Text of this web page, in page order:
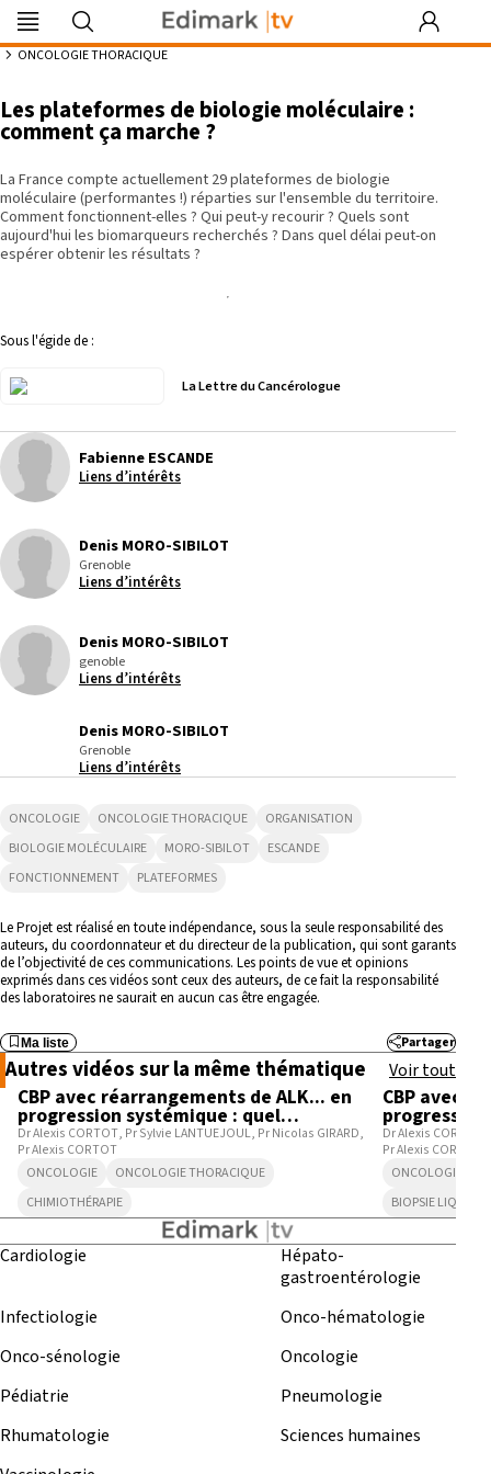
Formation
vous by Curie
Identifiant ou mot de passe oublié
Besoin d'aide ?
ONCOLOGIE THORACIQUE
8:53
Ma liste Partager
Les plateformes de biologie moléculaire :
comment ça marche ?
La France compte actuellement 29 plateformes de biologie
moléculaire (performantes !) réparties sur l'ensemble du territoire.
Comment fonctionnent-elles ? Qui peut-y recourir ? Quels sont
aujourd'hui les biomarqueurs recherchés ? Dans quel délai peut-on
espérer obtenir les résultats ?
Sous l'égide de :
La Lettre du Cancérologue
Fabienne ESCANDE
Liens d’intérêts
Denis MORO-SIBILOT
Grenoble
Liens d’intérêts
Denis MORO-SIBILOT
genoble
Liens d’intérêts
Denis MORO-SIBILOT
Grenoble
Liens d’intérêts
ONCOLOGIE ONCOLOGIE THORACIQUE
ORGANISATION
BIOLOGIE MOLÉCULAIRE
MORO-SIBILOT
ESCANDE
FONCTIONNEMENT
PLATEFORMES
Le Projet est réalisé en toute indépendance, sous la seule responsabilité des
auteurs, du coordonnateur et du directeur de la publication, qui sont garants
de l’objectivité de ces communications. Les points de vue et opinions
exprimés dans ces vidéos sont ceux des auteurs, de ce fait la responsabilité
des laboratoires ne saurait en aucun cas être engagée.
Autres vidéos sur la même thématique Voir tout
8:15
CBP avec réarrangements de ALK... en
progression systémique : quel
traitement entreprendre ?
Dr Alexis CORTOT Pr Sylvie LANTUEJOUL Pr Nicolas GIRARD
Pr Alexis CORTOT
ONCOLOGIE
ONCOLOGIE THORACIQUE
CHIMIOTHÉRAPIE
CBP avec
nouvelle
Dr Alexis CORTOT
Pr Alexis CORTOT
ONCOLOGIE
BIOPSIE LIQUIDE
Cardiologie
Hépato-
gastroentérologie
Infectiologie
Onco-hématologie
Onco-sénologie
Oncologie
Pédiatrie
Pneumologie
Rhumatologie
Sciences humaines